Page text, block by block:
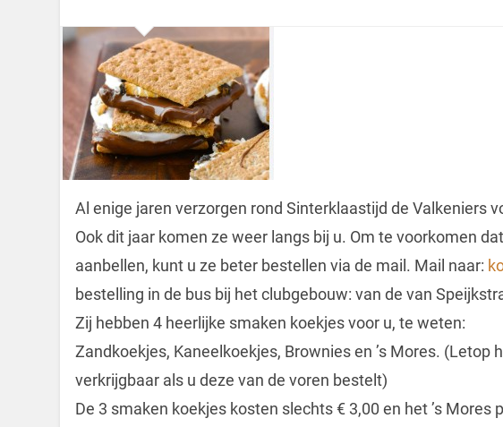
Al enige jaren verzorgen rond Sinterklaastijd de Valkeniers
Ook dit jaar komen ze weer langs bij u. Om te voorkomen
aanbellen, kunt u ze beter bestellen via de mail. Mail naar:
bestelling in de bus bij het clubgebouw: van de van
Zij hebben 4 heerlijke smaken koekjes voor u, te weten:
Zandkoekjes, Kaneelkoekjes, Brownies en ’s Mores. (Letop
verkrijgbaar als u deze van de voren bestelt)
De 3 smaken koekjes kosten slechts € 3,00 en het ’s Mores